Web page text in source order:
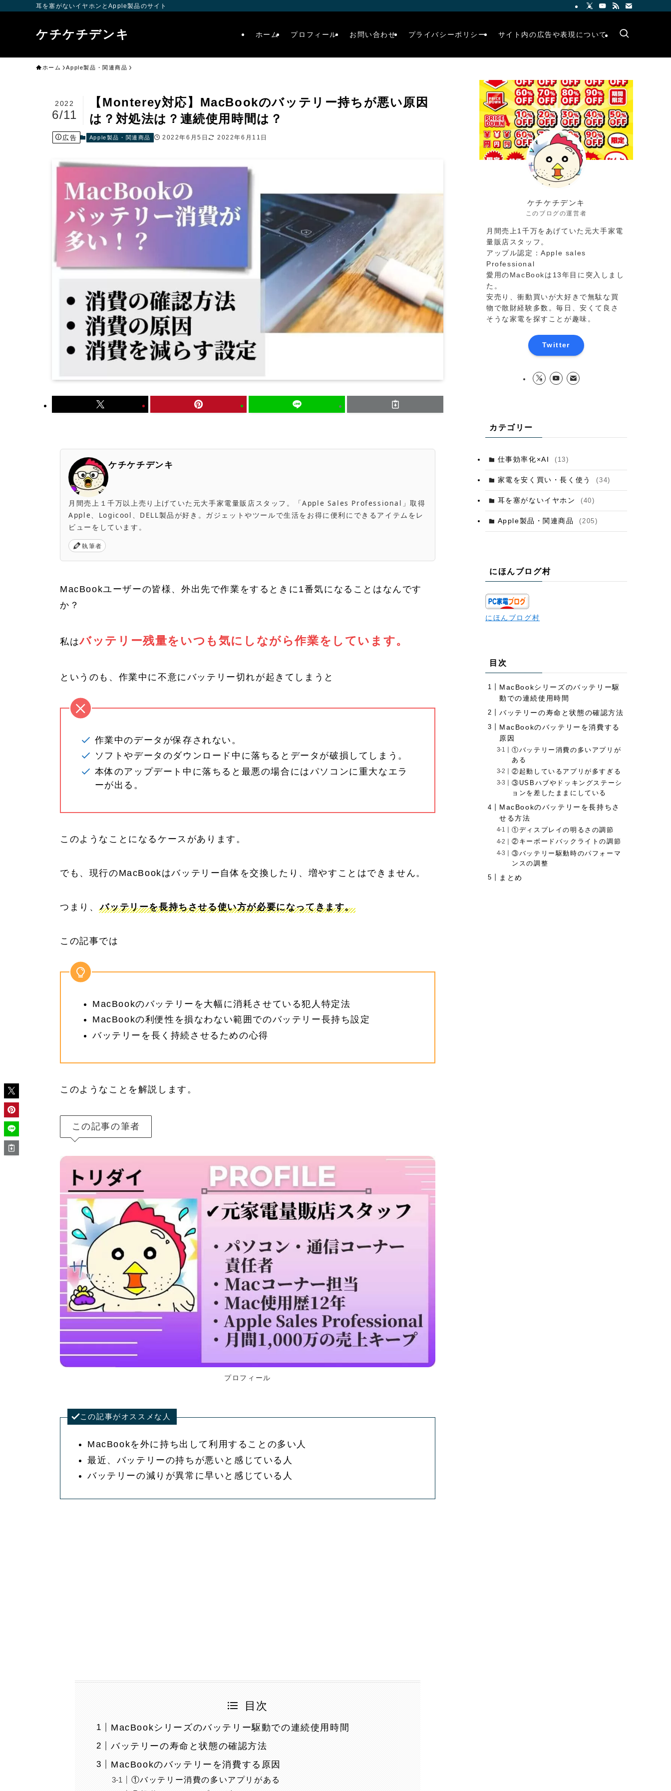
耳を塞がないイヤホンとApple製品のサイト
ケチケチデンキ ホーム プロフィール お問い合わせ プライバシーポリシー サイト内の広告や表現について
ホーム Apple製品・関連商品
【Monterey対応】MacBookのバッテリー持ちが悪い原因
は？対処法は？連続使用時間は？
2022
6/11
広告 Apple製品・関連商品 2022年6月5日 2022年6月11日
ケチケチデンキ
月間売上１千万以上売り上げていた元大手家電量販店スタッフ。「Apple Sales Professional」取得
Apple、Logicool、DELL製品が好き。ガジェットやツールで生活をお得に便利にできるアイテムをレ
ビューをしています。
執筆者
MacBookユーザーの皆様、外出先で作業をするときに1番気になることはなんです
か？
私はバッテリー残量をいつも気にしながら作業をしています。
というのも、作業中に不意にバッテリー切れが起きてしまうと
作業中のデータが保存されない。
ソフトやデータのダウンロード中に落ちるとデータが破損してしまう。
本体のアップデート中に落ちると最悪の場合にはパソコンに重大なエラ
ーが出る。
このようなことになるケースがあります。
でも、現行のMacBookはバッテリー自体を交換したり、増やすことはできません。
つまり、バッテリーを長持ちさせる使い方が必要になってきます。
この記事では
MacBookのバッテリーを大幅に消耗させている犯人特定法
MacBookの利便性を損なわない範囲でのバッテリー長持ち設定
バッテリーを長く持続させるための心得
このようなことを解説します。
この記事の筆者
プロフィール
この記事がオススメな人
MacBookを外に持ち出して利用することの多い人
最近、バッテリーの持ちが悪いと感じている人
バッテリーの減りが異常に早いと感じている人
目次
MacBookシリーズのバッテリー駆動での連続使用時間
バッテリーの寿命と状態の確認方法
MacBookのバッテリーを消費する原因
①バッテリー消費の多いアプリがある
ケチケチデンキ
このブログの運営者
月間売上1千万をあげていた元大手家電
量販店スタッフ。
アップル認定：Apple sales
Professional
愛用のMacBookは13年目に突入しまし
た。
安売り、衝動買いが大好きで無駄な買
物で散財経験多数。毎日、安くて良さ
そうな家電を探すことが趣味。
Twitter
カテゴリー
仕事効率化×AI (13)
家電を安く買い・長く使う (34)
耳を塞がないイヤホン (40)
Apple製品・関連商品 (205)
にほんブログ村
にほんブログ村
目次
MacBookシリーズのバッテリー駆
動での連続使用時間
バッテリーの寿命と状態の確認方法
MacBookのバッテリーを消費する
原因
①バッテリー消費の多いアプリが
ある
②起動しているアプリが多すぎる
③USBハブやドッキングステーシ
ョンを差したままにしている
MacBookのバッテリーを長持ちさ
せる方法
①ディスプレイの明るさの調節
②キーボードバックライトの調節
③バッテリー駆動時のパフォーマ
ンスの調整
まとめ